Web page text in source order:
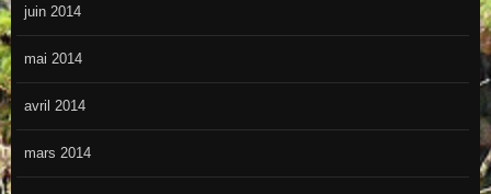
juin 2014
mai 2014
avril 2014
mars 2014